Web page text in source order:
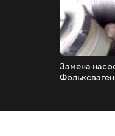
Замена